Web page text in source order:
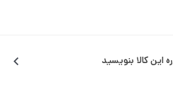
کارش است. هلن در کتاب‌هایش
این کالا بنویسید